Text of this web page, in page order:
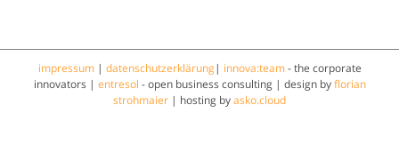
impressum| datenschutzerklärung | innova:team- the corporate
innovators | entresol - open business consulting | design byflorian
strohmaier | hosting byasko.cloud